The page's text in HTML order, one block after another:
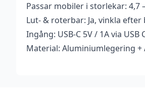
Passar mobiler i storlekar: 4,7
Lut- & roterbar: Ja, vinkla
Ingång: USB-C 5V / 1A via
Material: Aluminiumlegering +